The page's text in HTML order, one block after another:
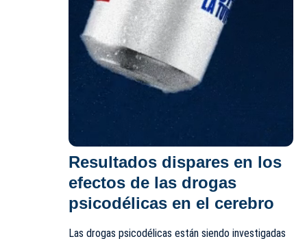
Resultados dispares en los
efectos de las drogas
psicodélicas en el cerebro
Las drogas psicodélicas están siendo investigadas